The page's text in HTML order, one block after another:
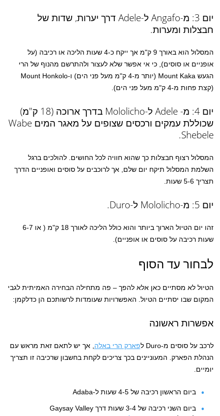
יום 3: מ-Angafo ל-Adele דרך יערות, שדות של
חבצלות ומערות.
המסלול הוא באורך 9 ק"מ אך ייקח כ-4 שעות הליכה או רכיבה (על
אופניים או סוסים), כי אי אפשר שלא לעצור ולהתרשם מהנוף של הרי
הגעש Mount Kaka (יותר מ-4 ק"מ מעל פני הים) ו-Mount Honkolo
(קצת פחות מ-4 ק"מ מעל פני הים).
יום 4: מ- Adele ל-Mololicho בדרך ארוכה (18 ק"מ)
שכוללת עמקים ורכסים שצופים על מאגר המים Wabe
Shebele.
המסלול רצוף חבצלות כך שהוא חוויה לכל החושים. להולכים ברגל
השלמת המסלול תיקח יום שלם, אך לרוכבים על סוסים ואופניים הדרך
תצריך 5-6 שעות.
יום 5: מ-Mololicho ל-Duro.
זהו יום הטיול הארוך ביותר והוא כולל הליכה לאורך 18 ק"מ ( או 6-7
שעות רכיבה על סוסים או אופניים).
לבחור עד הסוף
הטיול לא מסתיים כאן אלא להפך – פה מתחילה הבחירה האמיתית לגבי
המקום שבו יסתיים הטיול. האפשרויות שעומדות לרשותכם הן כדלקמן:
אפשרות ראשונה
לרכב על סוסים מ-Duro ל פארק הרי באלה, אך יש לתאם זאת מראש עם
הנהלת הפארק. המעוניינים בכך צריכים לקחת בחשבון שרכיבה זו תצריך
יומיים.
ביום הראשון רכיבה של 4-5 שעות ל-Adaba
ביום השני רכיבה של 3-4 שעות דרך Gaysay Valley